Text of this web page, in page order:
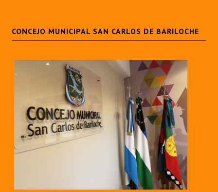
CONCEJO MUNICIPAL SAN CARLOS DE BARILOCHE